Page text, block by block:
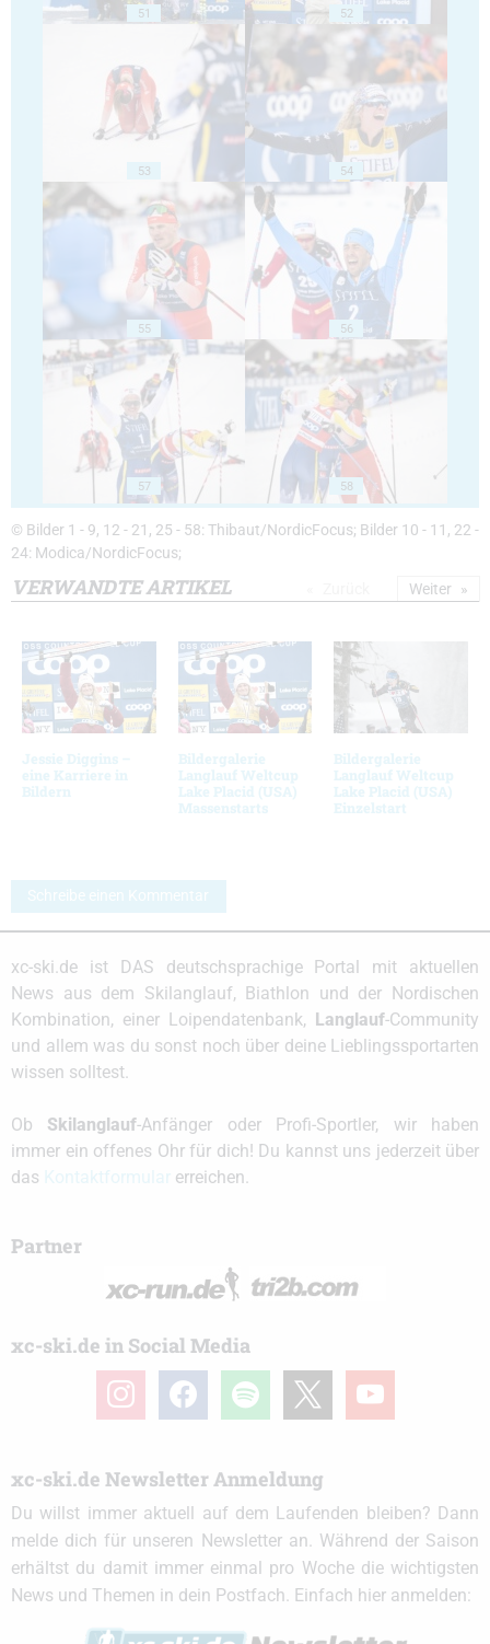
51 52
53 54
55 56
57 58
© Bilder 1 - 9, 12 - 21, 25 - 58: Thibaut/NordicFocus; Bilder 10 - 11, 22 -
24: Modica/NordicFocus;
VERWANDTE ARTIKEL
Jessie Diggins –
eine Karriere in
Bildern
Bildergalerie
Langlauf Weltcup
Lake Placid (USA)
Massenstarts
Bildergalerie
Langlauf Weltcup
Lake Placid (USA)
Einzelstart
Weiter
Schreibe einen Kommentar
xc-ski.de ist DAS deutschsprachige Portal mit aktuellen
News aus dem Skilanglauf, Biathlon und der Nordischen
Kombination, einer Loipendatenbank,
Langlauf-Community
und allem was du sonst noch über deine Lieblingssportarten
wissen solltest.
Ob Skilanglauf-Anfänger oder Profi-Sportler, wir haben
immer ein offenes Ohr für dich! Du kannst uns jederzeit über
das
erreichen.
Partner
xc-ski.de in Social Media
instagramfacebook spotify youtube
xc-ski.de Newsletter Anmeldung
Du willst immer aktuell auf dem Laufenden bleiben? Dann
melde dich für unseren Newsletter an. Während der Saison
erhältst du damit immer einmal pro Woche die wichtigsten
News und Themen in dein Postfach. Einfach hier anmelden: